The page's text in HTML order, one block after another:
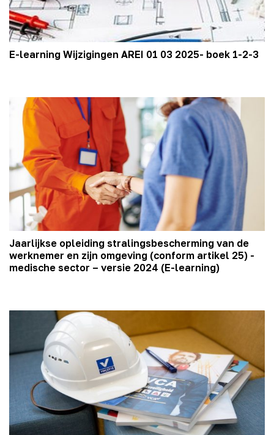
E-learning Wijzigingen AREI 01 03 2025- boek 1-2-3
Jaarlijkse opleiding stralingsbescherming van de
werknemer en zijn omgeving (conform artikel 25) -
medische sector – versie 2024 (E-learning)